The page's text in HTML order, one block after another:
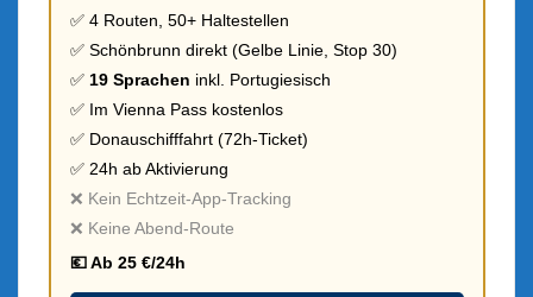
✅ 4 Routen, 50+ Haltestellen
✅ Schönbrunn direkt (Gelbe Linie, Stop 30)
✅ 19 Sprachen inkl. Portugiesisch
✅ Im Vienna Pass kostenlos
✅ Donauschifffahrt (72h-Ticket)
✅ 24h ab Aktivierung
❌ Kein Echtzeit-App-Tracking
❌ Keine Abend-Route
💶 Ab 25 €/24h